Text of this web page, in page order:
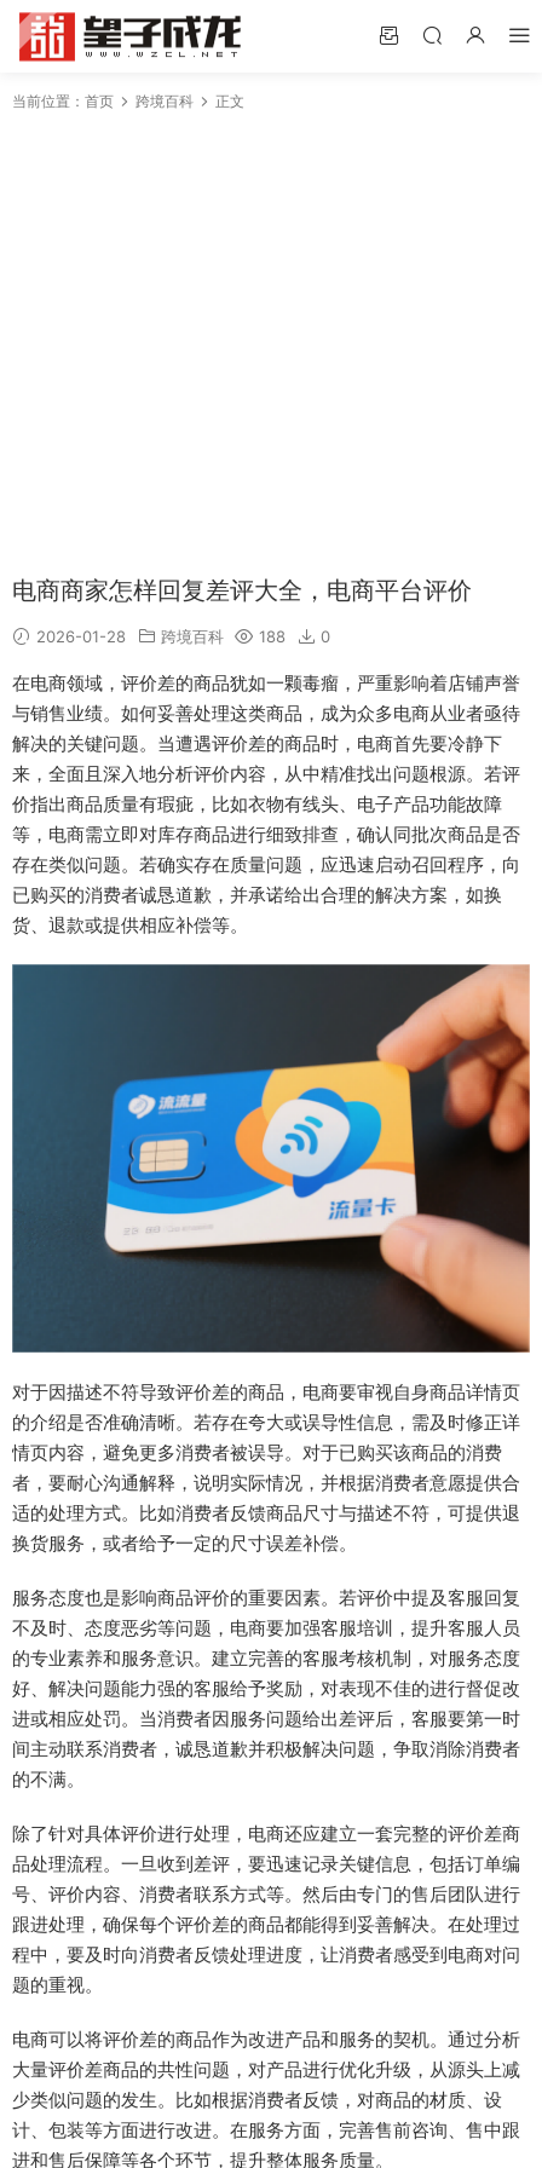
当前位置： 首页 跨境百科 正文
电商商家怎样回复差评大全，电商平台评价
2026-01-28 跨境百科 188 0
在电商领域，评价差的商品犹如一颗毒瘤，严重影响着店铺声誉
与销售业绩。如何妥善处理这类商品，成为众多电商从业者亟待
解决的关键问题。当遭遇评价差的商品时，电商首先要冷静下
来，全面且深入地分析评价内容，从中精准找出问题根源。若评
价指出商品质量有瑕疵，比如衣物有线头、电子产品功能故障
等，电商需立即对库存商品进行细致排查，确认同批次商品是否
存在类似问题。若确实存在质量问题，应迅速启动召回程序，向
已购买的消费者诚恳道歉，并承诺给出合理的解决方案，如换
货、退款或提供相应补偿等。
对于因描述不符导致评价差的商品，电商要审视自身商品详情页
的介绍是否准确清晰。若存在夸大或误导性信息，需及时修正详
情页内容，避免更多消费者被误导。对于已购买该商品的消费
者，要耐心沟通解释，说明实际情况，并根据消费者意愿提供合
适的处理方式。比如消费者反馈商品尺寸与描述不符，可提供退
换货服务，或者给予一定的尺寸误差补偿。
服务态度也是影响商品评价的重要因素。若评价中提及客服回复
不及时、态度恶劣等问题，电商要加强客服培训，提升客服人员
的专业素养和服务意识。建立完善的客服考核机制，对服务态度
好、解决问题能力强的客服给予奖励，对表现不佳的进行督促改
进或相应处罚。当消费者因服务问题给出差评后，客服要第一时
间主动联系消费者，诚恳道歉并积极解决问题，争取消除消费者
的不满。
除了针对具体评价进行处理，电商还应建立一套完整的评价差商
品处理流程。一旦收到差评，要迅速记录关键信息，包括订单编
号、评价内容、消费者联系方式等。然后由专门的售后团队进行
跟进处理，确保每个评价差的商品都能得到妥善解决。在处理过
程中，要及时向消费者反馈处理进度，让消费者感受到电商对问
题的重视。
电商可以将评价差的商品作为改进产品和服务的契机。通过分析
大量评价差商品的共性问题，对产品进行优化升级，从源头上减
少类似问题的发生。比如根据消费者反馈，对商品的材质、设
计、包装等方面进行改进。在服务方面，完善售前咨询、售中跟
进和售后保障等各个环节，提升整体服务质量。